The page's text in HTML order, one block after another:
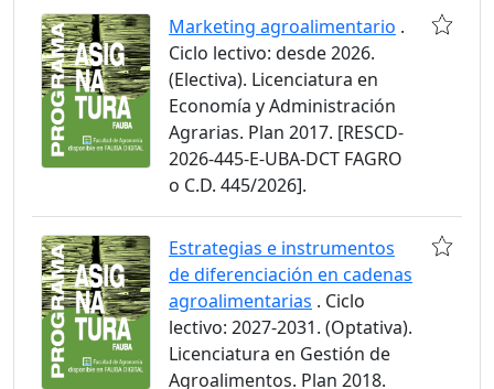
Marketing agroalimentario .
Ciclo lectivo: desde 2026.
(Electiva). Licenciatura en
Economía y Administración
Agrarias. Plan 2017. [RESCD-
2026-445-E-UBA-DCT FAGRO
o C.D. 445/2026].
Estrategias e instrumentos
de diferenciación en cadenas
agroalimentarias . Ciclo
lectivo: 2027-2031. (Optativa).
Licenciatura en Gestión de
Agroalimentos. Plan 2018.